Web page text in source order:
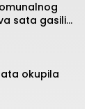
sata gasili
okupila